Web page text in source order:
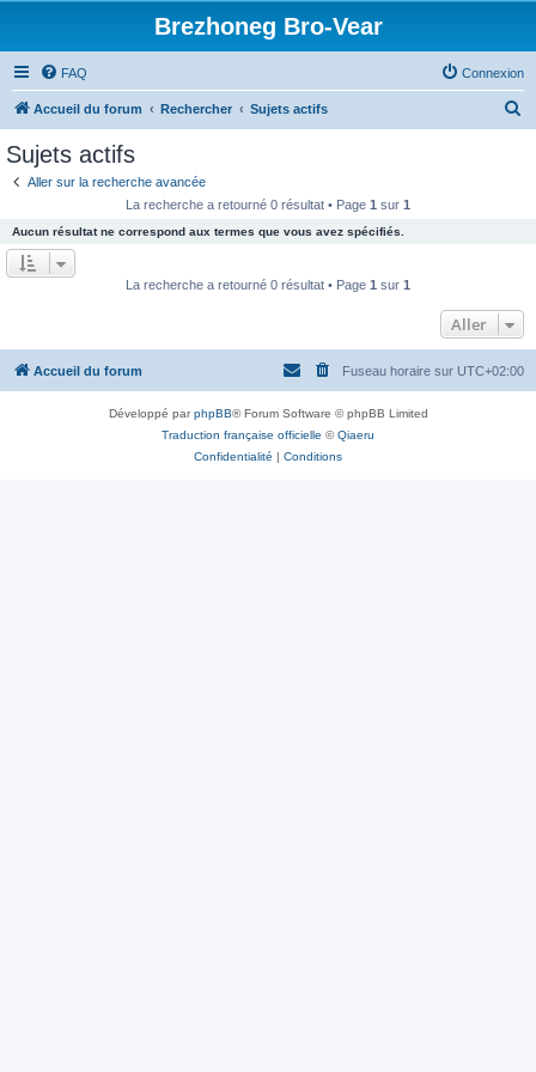
Brezhoneg Bro-Vear
FAQ Connexion
Accueil du forum Rechercher Sujets actifs
e
r
Sujets actifs
Aller sur la recherche avancée
La recherche a retourné 0 résultat • Page 1 sur 1
Aucun résultat ne correspond aux termes que vous avez spécifiés.
La recherche a retourné 0 résultat • Page 1 sur 1
Aller
Accueil du forum Fuseau horaire sur UTC+02:00
Développé parphpBB® Forum Software © phpBB Limited
Traduction française officielle ©Qiaeru
Confidentialité | Conditions